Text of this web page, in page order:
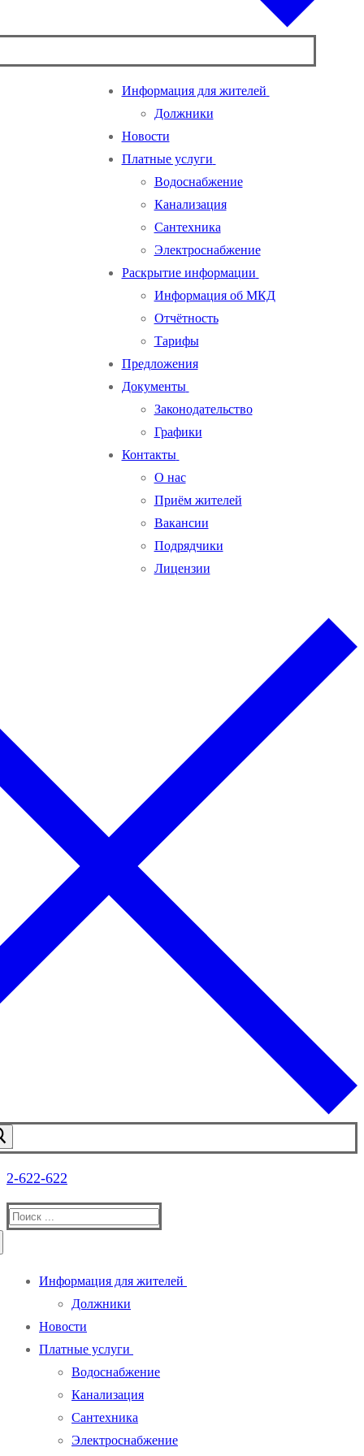
Информация для жителей
Должники
Новости
Платные услуги
Водоснабжение
Канализация
Сантехника
Электроснабжение
Раскрытие информации
Информация об МКД
Отчётность
Тарифы
Предложения
Документы
Законодательство
Графики
Контакты
О нас
Приём жителей
Вакансии
Подрядчики
Лицензии
2-622-622
Найти:
Информация для жителей
Должники
Новости
Платные услуги
Водоснабжение
Канализация
Сантехника
Электроснабжение